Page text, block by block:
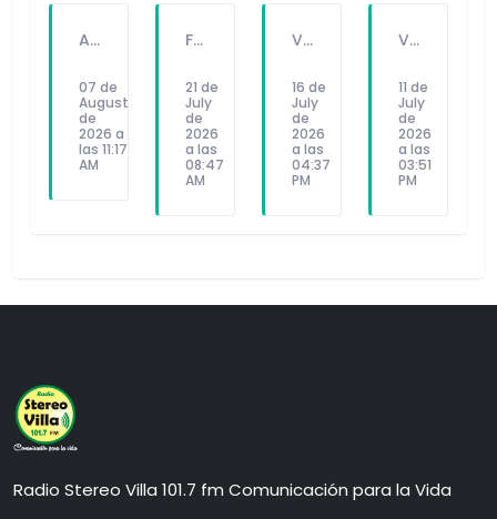
A PEDIDO DEL PÚBLICO: "SEX Y DINERO" EL NUEVO SINGLE DE FATKINGBULLA
07 de
August
de
2026 a
las 11:17
AM
FALLECE FORTUNATO CHUQUITAYPE ANDRADE, “EL CHOLO”, REFERENTE DE LA SOLIDARIDAD Y LA CULTURA EN VILLA EL SALVADOR
21 de
July
de
2026
a las
08:47
AM
VILLA EL SALVADOR RECIBE A ANA CORREA PARA PRESENTAR LIBRO SOBRE MEMORIA, TEATRO Y RESISTENCIA DURANTE EL CONFLICTO ARMADO INTERNO.
16 de
July
de
2026
a las
04:37
PM
VILLA EL SALVADOR: EL ALCALDE GUIDO IÑIGO PERALTA PRIORIZÓ CONCIERTO DE SOMOS PERÚ Y NO ASISTIÓ AL DESFILE ESCOLAR CÍVICO CULTURAL 2026
11 de
July
de
2026
a las
03:51
PM
Radio Stereo Villa 101.7 fm Comunicación para la Vida